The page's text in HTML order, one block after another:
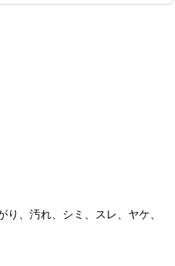
、汚れ、シミ、スレ、ヤケ、